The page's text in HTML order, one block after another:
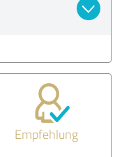
Empfehlung